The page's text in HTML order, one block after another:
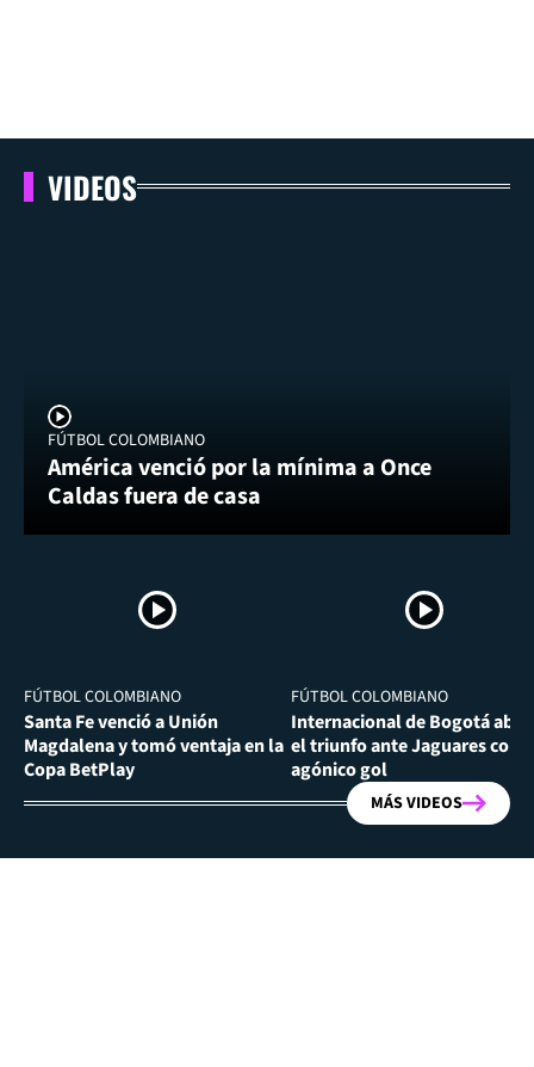
VIDEOS
FÚTBOL COLOMBIANO
América venció por la mínima a Once
Caldas fuera de casa
FÚTBOL COLOMBIANO
Santa Fe venció a Unión
Magdalena y tomó ventaja en la
Copa BetPlay
FÚTBOL COLOMBIANO
Internacional de Bogotá
el triunfo ante Jaguares con
agónico gol
MÁS VIDEOS